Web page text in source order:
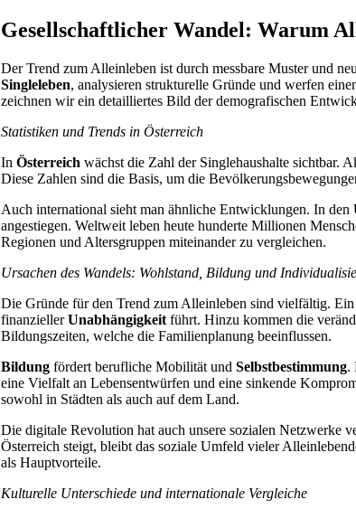
Gesellschaftlicher Wandel: Warum
Der Trend zum Alleinleben ist durch messbare Muster und
Singleleben, analysieren strukturelle Gründe und werfen
zeichnen wir ein detailliertes Bild der demografischen
Statistiken und Trends in Österreich
In Österreich wächst die Zahl der Singlehaushalte sichtbar.
Diese Zahlen sind die Basis, um die
Auch international sieht man ähnliche Entwicklungen. In den
angestiegen. Weltweit leben heute hunderte Millionen
Regionen und Altersgruppen miteinander zu vergleichen.
Ursachen des Wandels: Wohlstand, Bildung und
Die Gründe für den Trend zum Alleinleben sind vielfältig. Ein
finanziellerUnabhängigkeit führt. Hinzu kommen die
Bildungszeiten, welche die Familienplanung beeinflussen.
Bildung fördert berufliche Mobilität und Selbstbestimmung.
eine Vielfalt an Lebensentwürfen und eine sinkende
sowohl in Städten als auch auf dem Land.
Die digitale Revolution hat auch unsere sozialen Netzwerke
Österreich steigt, bleibt das soziale Umfeld vieler
als Hauptvorteile.
Kulturelle Unterschiede und internationale Vergleiche